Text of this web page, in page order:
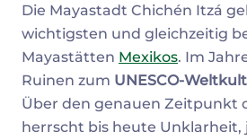
Die Mayastadt Chichén Itzá
wichtigsten und gleichzeitig
Mayastätten Mexikos. Im
Ruinen zum UNESCO-
Über den genauen Zeitpunkt
herrscht bis heute Unklarheit,